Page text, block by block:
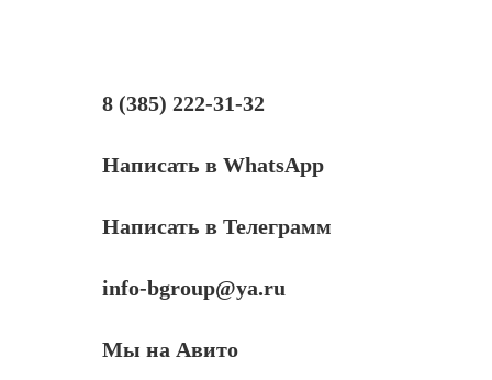
8 (385) 222-31-32
Написать в WhatsApp
Написать в Телеграмм
info-bgroup@ya.ru
Мы на Авито